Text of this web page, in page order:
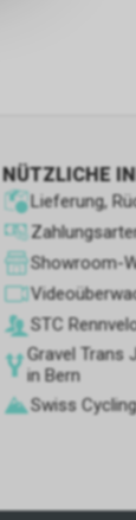
NÜTZLICHE
Lieferung,
Showroom-
STC
Gravel Trans
in Bern
Swiss